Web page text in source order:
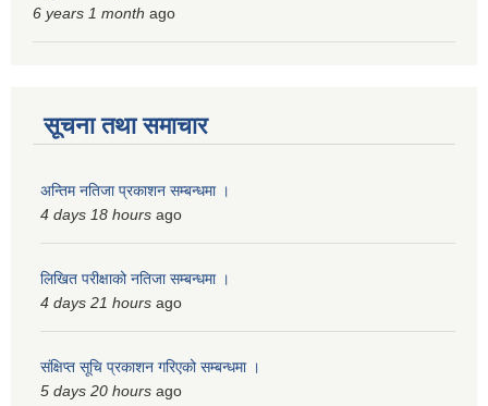
6 years 1 month ago
सूचना तथा समाचार
अन्तिम नतिजा प्रकाशन सम्बन्धमा ।
4 days 18 hours ago
लिखित परीक्षाको नतिजा सम्बन्धमा ।
4 days 21 hours ago
संक्षिप्त सूचि प्रकाशन गरिएको सम्बन्धमा ।
5 days 20 hours ago